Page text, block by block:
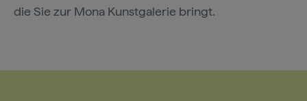
die Sie zur Mona Kunstgalerie bringt.